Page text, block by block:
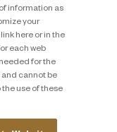
า
ว็บไซต์
information as
your
here or in the
each web
for the
cannot be
use of these